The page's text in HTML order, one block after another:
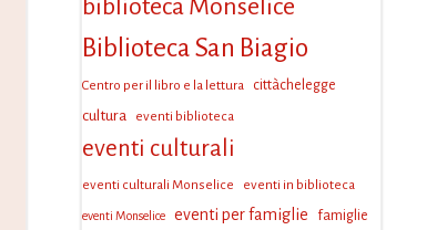
biblioteca Monselice
Biblioteca San Biagio
Centro per il libro e la lettura cittàchelegge
cultura eventi biblioteca
eventi culturali
eventi culturali Monselice eventi in biblioteca
eventi Monselice eventi per famiglie
famiglie